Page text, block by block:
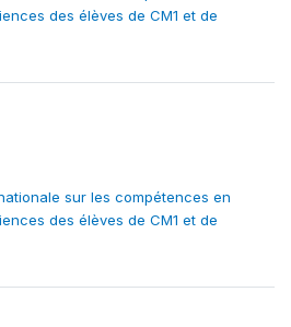
des élèves de CM1 et de
sur les compétences en
des élèves de CM1 et de